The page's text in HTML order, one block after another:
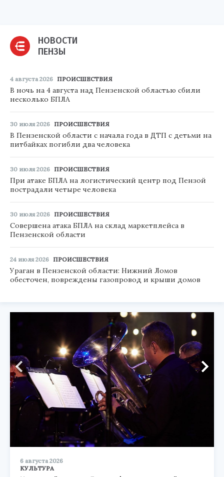
НОВОСТИ
ПЕНЗЫ
4 августа 2026 ПРОИСШЕСТВИЯ
В ночь на 4 августа над Пензенской областью сбили
несколько БПЛА
30 июля 2026 ПРОИСШЕСТВИЯ
В Пензенской области с начала года в ДТП с детьми на
питбайках погибли два человека
30 июля 2026 ПРОИСШЕСТВИЯ
При атаке БПЛА на логистический центр под Пензой
пострадали четыре человека
30 июля 2026 ПРОИСШЕСТВИЯ
Совершена атака БПЛА на склад маркетплейса в
Пензенской области
24 июля 2026 ПРОИСШЕСТВИЯ
Ураган в Пензенской области: Нижний Ломов
обесточен, повреждены газопровод и крыши домов
6 августа 2026
КУЛЬТУРА